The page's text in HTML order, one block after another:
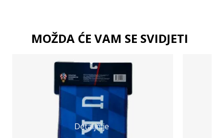
MOŽDA ĆE VAM SE SVIDJETI
Detaljnije